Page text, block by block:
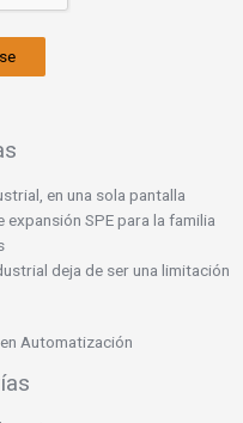
en una sola pantalla
SPE para la familia
deja de ser una limitación
Automatización